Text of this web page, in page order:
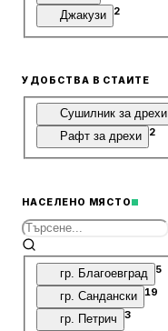
Джакузи 2
УДОБСТВА В СТАИТЕ
Сушилник за дрехи
Рафт за дрехи 2
НАСЕЛЕНО МЯСТО
гр. Благоевград 5
гр. Сандански 19
гр. Петрич 3